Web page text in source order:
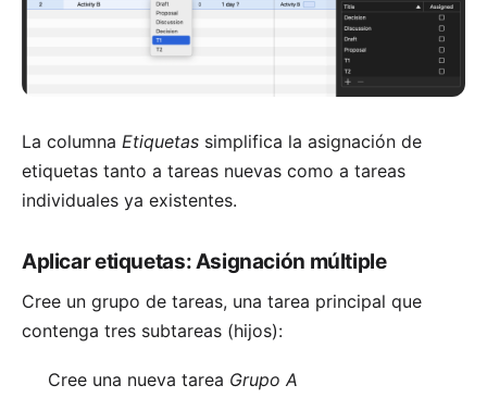
La columna Etiquetas simplifica la asignación de
etiquetas tanto a tareas nuevas como a tareas
individuales ya existentes.
Aplicar etiquetas: Asignación múltiple
Cree un grupo de tareas, una tarea principal que
contenga tres subtareas (hijos):
Cree una nueva tarea Grupo A